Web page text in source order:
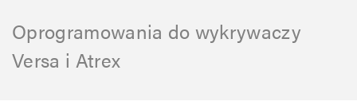
Oprogramowania do wykrywaczy
Versa i Atrex